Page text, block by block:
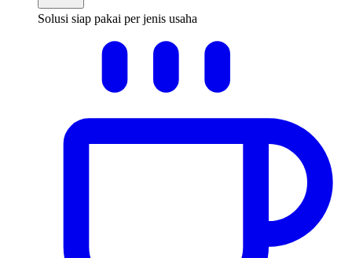
Solusi siap pakai per jenis usaha